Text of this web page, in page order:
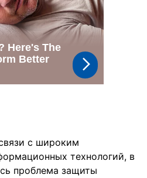
с широким
технологий, в
проблема защиты